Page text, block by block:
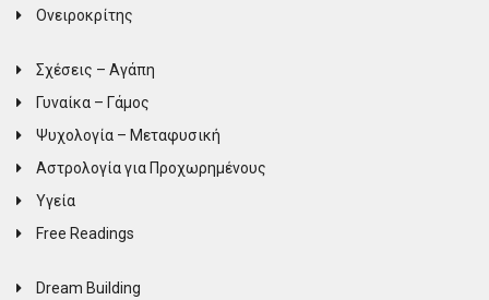
Ονειροκρίτης
Σχέσεις – Αγάπη
Γυναίκα – Γάμος
Ψυχολογία – Μεταφυσική
Αστρολογία για Προχωρημένους
Υγεία
Free Readings
Dream Building